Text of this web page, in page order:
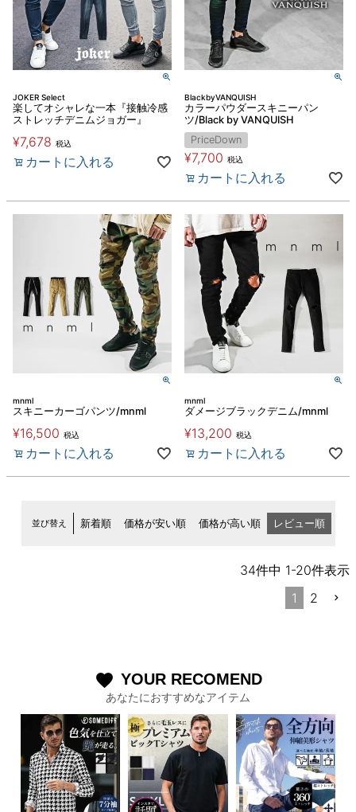
JOKER Select
楽してオシャレな一本『接触冷感
ストレッチデニムジョガー』
¥7,678 税込
カートに入れる
BlackbyVANQUISH
カラーパウダースキニーパン
ツ/Black by VANQUISH
PriceDown
¥7,700 税込
カートに入れる
mnml
スキニーカーゴパンツ/mnml
¥16,500 税込
カートに入れる
mnml
ダメージブラックデニム/mnml
¥13,200 税込
カートに入れる
並び替え 新着順 価格が安い順 価格が高い順 レビュー順
34件中 1-20件表示
1
2
favorite YOUR RECOMEND
あなたにおすすめなアイテム